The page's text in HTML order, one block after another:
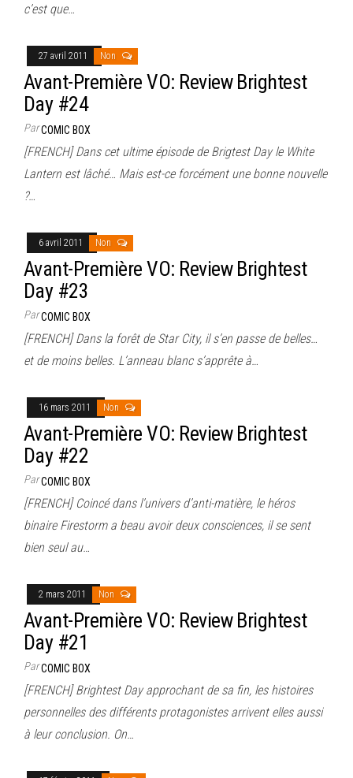
c’est que…
27 avril 2011 Non
Avant-Première VO: Review Brightest
Day #24
ParCOMIC BOX
[FRENCH] Dans cet ultime épisode de Brigtest Day le White
Lantern est lâché… Mais est-ce forcément une bonne nouvelle
?…
6 avril 2011 Non
Avant-Première VO: Review Brightest
Day #23
ParCOMIC BOX
[FRENCH] Dans la forêt de Star City, il s’en passe de belles…
et de moins belles. L’anneau blanc s’apprête à…
16 mars 2011 Non
Avant-Première VO: Review Brightest
Day #22
ParCOMIC BOX
[FRENCH] Coincé dans l’univers d’anti-matière, le héros
binaire Firestorm a beau avoir deux consciences, il se sent
bien seul au…
2 mars 2011 Non
Avant-Première VO: Review Brightest
Day #21
ParCOMIC BOX
[FRENCH] Brightest Day approchant de sa fin, les histoires
personnelles des différents protagonistes arrivent elles aussi
à leur conclusion. On…